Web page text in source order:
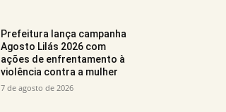
Prefeitura lança campanha
Agosto Lilás 2026 com
ações de enfrentamento à
violência contra a mulher
7 de agosto de 2026